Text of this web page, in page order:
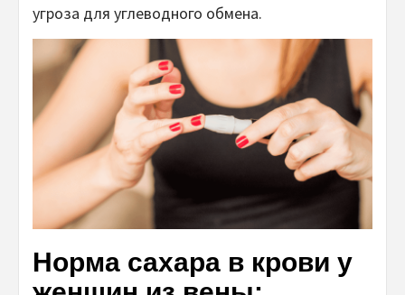
угроза для углеводного обмена.
Норма сахара в крови у